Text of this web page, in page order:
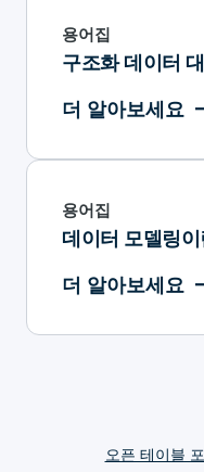
용어집
구조화 데이터
더 알아보세요
용어집
데이터 모델링
더 알아보세요
오픈 테이블